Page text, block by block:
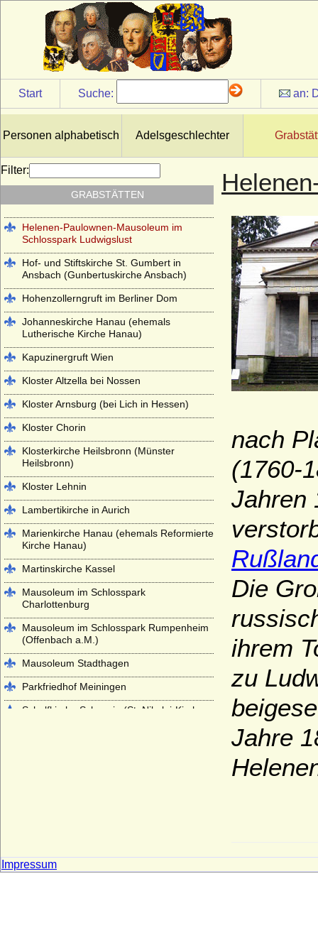
Start Suche: an:
Personen alphabetisch Adelsgeschlechter
nach
(1760-
Jahren
Die
ihrem
zu
Jahre
Filter:
GRABSTÄTTEN
Antikentempel im Park Sanssouci
Basilica di San Lorenzo in Florenz
(Cappelle Medicee)
Cirksena-Mausoleum in Aurich
Erlöserkirche Hedingen im Kloster
Hedingen
Garnisonkirche Berlin und Alter
Garnisonfriedhof Berlin
Grabkapelle auf dem Württemberg
Großherzoglich-Badische Grabkapelle
Karlsruhe
Helenen-Paulownen-Mausoleum im
Schlosspark Ludwigslust
Hof- und Stiftskirche St. Gumbert in
Ansbach (Gunbertuskirche Ansbach)
Hohenzollerngruft im Berliner Dom
Johanneskirche Hanau (ehemals
Lutherische Kirche Hanau)
Kapuzinergruft Wien
Kloster Altzella bei Nossen
Kloster Arnsburg (bei Lich in Hessen)
Kloster Chorin
Klosterkirche Heilsbronn (Münster
Heilsbronn)
Kloster Lehnin
Lambertikirche in Aurich
Marienkirche Hanau (ehemals Reformierte
Kirche Hanau)
Martinskirche Kassel
Mausoleum im Schlosspark
Charlottenburg
Mausoleum im Schlosspark Rumpenheim
(Offenbach a.M.)
Mausoleum Stadthagen
Parkfriedhof Meiningen
Schelfkirche Schwerin (St. Nikolai-Kirche
Pforzheim
Impressum